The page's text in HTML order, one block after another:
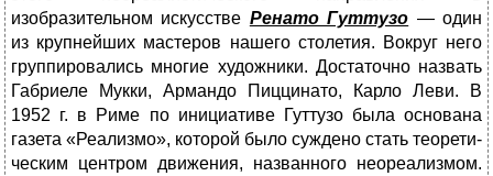
изобразительном искусстве Ренато Гуттузо — один
из крупнейших мастеров нашего столетия. Вокруг него
группировались многие художники. Достаточно назвать
Габриеле Мукки, Армандо Пиц­цинато, Карло Леви. В
1952 г. в Риме по инициативе Гуттузо была основана
газета «Реализмо», которой было суждено стать теорети­
ческим центром движения, названного неореализмом.